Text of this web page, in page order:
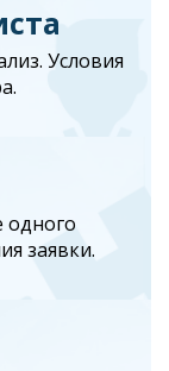
Условия
одного
заявки.